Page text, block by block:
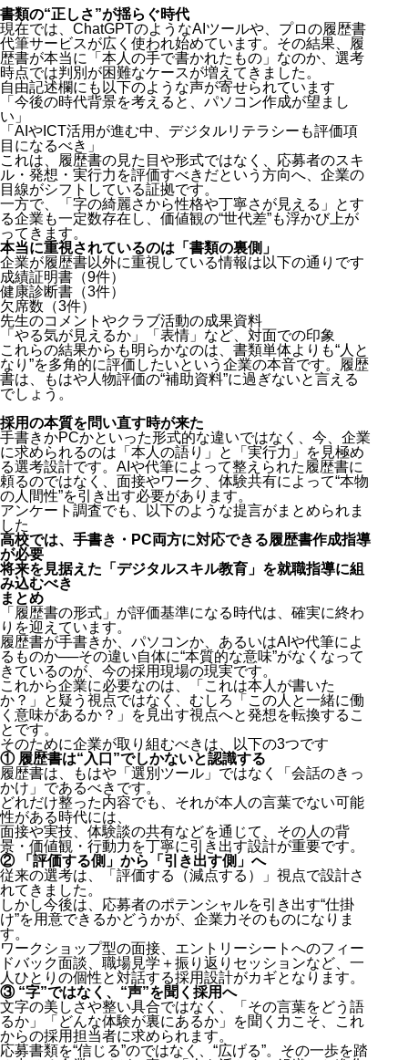
書類の“正しさ”が揺らぐ時代
現在では、ChatGPTのようなAIツールや、プロの履歴書
代筆サービスが広く使われ始めています。その結果、履
歴書が本当に「本人の手で書かれたもの」なのか、選考
時点では判別が困難なケースが増えてきました。
自由記述欄にも以下のような声が寄せられています
「今後の時代背景を考えると、パソコン作成が望まし
い」
「AIやICT活用が進む中、デジタルリテラシーも評価項
目になるべき」
これは、履歴書の見た目や形式ではなく、応募者のスキ
ル・発想・実行力を評価すべきだという方向へ、企業の
目線がシフトしている証拠です。
一方で、「字の綺麗さから性格や丁寧さが見える」とす
る企業も一定数存在し、価値観の“世代差”も浮かび上が
ってきます。
本当に重視されているのは「書類の裏側」
企業が履歴書以外に重視している情報は以下の通りです
成績証明書（9件）
健康診断書（3件）
欠席数（3件）
先生のコメントやクラブ活動の成果資料
「やる気が見えるか」「表情」など、対面での印象
これらの結果からも明らかなのは、書類単体よりも“人と
なり”を多角的に評価したいという企業の本音です。履歴
書は、もはや人物評価の“補助資料”に過ぎないと言える
でしょう。
採用の本質を問い直す時が来た
手書きかPCかといった形式的な違いではなく、今、企業
に求められるのは「本人の語り」と「実行力」を見極め
る選考設計です。AIや代筆によって整えられた履歴書に
頼るのではなく、面接やワーク、体験共有によって“本物
の人間性”を引き出す必要があります。
アンケート調査でも、以下のような提言がまとめられま
した
高校では、手書き・PC両方に対応できる履歴書作成指導
が必要
将来を見据えた「デジタルスキル教育」を就職指導に組
み込むべき
まとめ
「履歴書の形式」が評価基準になる時代は、確実に終わ
りを迎えています。
履歴書が手書きか、パソコンか、あるいはAIや代筆によ
るものか──その違い自体に“本質的な意味”がなくなって
きているのが、今の採用現場の現実です。
これから企業に必要なのは、「これは本人が書いた
か？」と疑う視点ではなく、むしろ「この人と一緒に働
く意味があるか？」を見出す視点へと発想を転換するこ
とです。
そのために企業が取り組むべきは、以下の3つです
① 履歴書は“入口”でしかないと認識する
履歴書は、もはや「選別ツール」ではなく「会話のきっ
かけ」であるべきです。
どれだけ整った内容でも、それが本人の言葉でない可能
性がある時代には、
面接や実技、体験談の共有などを通じて、その人の背
景・価値観・行動力を丁寧に引き出す設計が重要です。
② 「評価する側」から「引き出す側」へ
従来の選考は、「評価する（減点する）」視点で設計さ
れてきました。
しかし今後は、応募者のポテンシャルを引き出す“仕掛
け”を用意できるかどうかが、企業力そのものになりま
す。
ワークショップ型の面接、エントリーシートへのフィー
ドバック面談、職場見学＋振り返りセッションなど、一
人ひとりの個性と対話する採用設計がカギとなります。
③ “字”ではなく、“声”を聞く採用へ
文字の美しさや整い具合ではなく、「その言葉をどう語
るか」「どんな体験が裏にあるか」を聞く力こそ、これ
からの採用担当者に求められます。
応募書類を“信じる”のではなく、“広げる”。その一歩を踏